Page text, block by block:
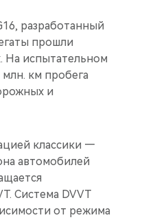
разработанный
прошли
На испытательном
км пробега
и
классики —
автомобилей
Система DVVT
от режима